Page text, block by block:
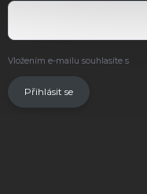
Vložením e-mailu souhlasíte s
Přihlásit se